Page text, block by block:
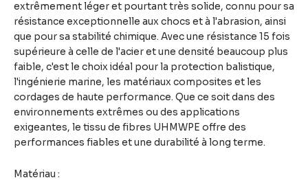
extrêmement léger et pourtant très solide, connu pour sa
résistance exceptionnelle aux chocs et à l'abrasion, ainsi
que pour sa stabilité chimique. Avec une résistance 15 fois
supérieure à celle de l'acier et une densité beaucoup plus
faible, c'est le choix idéal pour la protection balistique,
l'ingénierie marine, les matériaux composites et les
cordages de haute performance. Que ce soit dans des
environnements extrêmes ou des applications
exigeantes, le tissu de fibres UHMWPE offre des
performances fiables et une durabilité à long terme.
Matériau :